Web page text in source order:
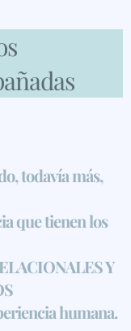
todavía más,
que tienen los
Y
humana.